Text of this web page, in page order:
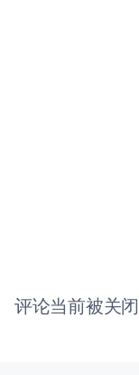
评论当前被关闭